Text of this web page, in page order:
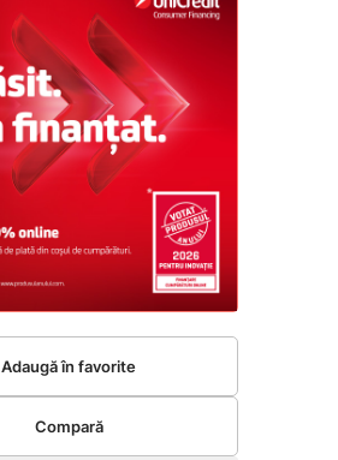
Adaugă în favorite
Compară